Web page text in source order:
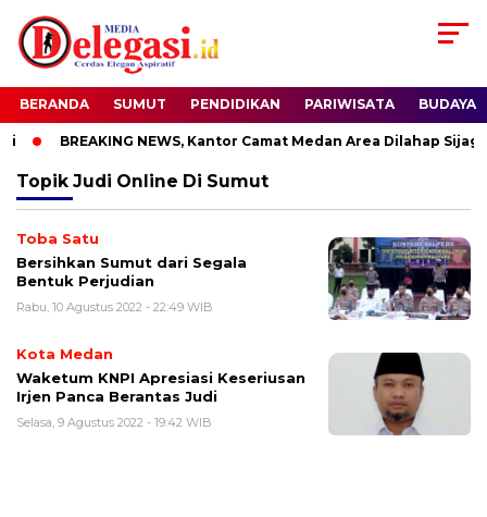
BERANDA SUMUT PENDIDIKAN PARIWISATA BUDAYA
BREAKING NEWS, Kantor Camat Medan Area Dilahap Sijago
Topik Judi Online Di Sumut
Toba Satu
Bersihkan Sumut dari Segala
Bentuk Perjudian
Rabu, 10 Agustus 2022 - 22:49 WIB
Kota Medan
Waketum KNPI Apresiasi Keseriusan
Irjen Panca Berantas Judi
Selasa, 9 Agustus 2022 - 19:42 WIB